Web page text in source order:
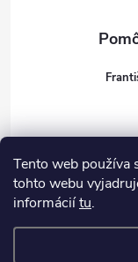
Tento web používa
tohto webu
informáciítu.
e
Informácie pre